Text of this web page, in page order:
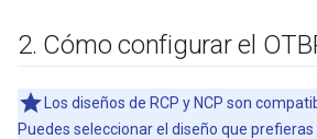
2. Cómo configurar el
Los diseños de RCP y NCP son
Puedes seleccionar el diseño que prefieras